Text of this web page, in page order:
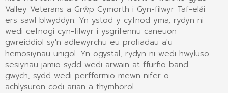
Valley Veterans a Grŵp Cymorth i Gyn-filwyr Taf-elái
ers sawl blwyddyn. Yn ystod y cyfnod yma, rydyn ni
wedi cefnogi cyn-filwyr i ysgrifennu caneuon
gwreiddiol sy'n adlewyrchu eu profiadau a'u
hemosiynau unigol. Yn ogystal, rydyn ni wedi hwyluso
sesiynau jamio sydd wedi arwain at ffurfio band
gwych, sydd wedi perfformio mewn nifer o
achlysuron codi arian a thymhorol.